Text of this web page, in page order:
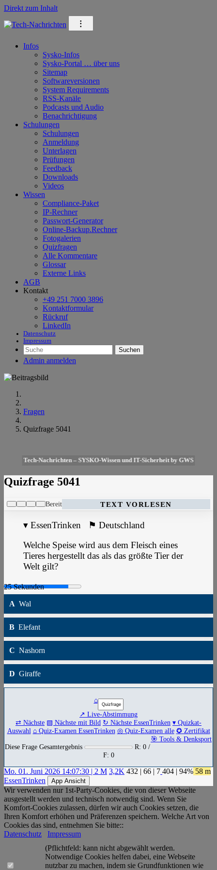
Direkt zum Inhalt
⁝
Infos
Sysko-Infos
Sysko-Portal … über uns
Sitemap
Softwareversionen
System Requirements
RSS-Kanäle
Podcasts und Audio
Benachrichtigung
Schulungen
Schulungen
Anmeldung
Unterlagen
Prüfungen
Feedback
Downloads
Videos
Wissen
Compliance-Paket
IP-Rechner
Passwort-Generator
Online-Backup.Rechner
Fotogalerien
Quizfragen
Alle Kommentare
Glossar
Externe Links
AGB
Kontakt
+49 251 7000 3896
Kontaktformular
Rückruf
LinkedIn
Datenschutz
Impressum
Suchen
Admin anmelden
Fragen
Quizfrage 5041
Tech-Nachrichten – SYSKO-Wissen und IT-Sicherheit by GWS
Quizfrage 5041
Bereit TEXT VORLESEN
▾ EssenTrinken ⚑ Deutschland
Welche Speise wird aus dem Fleisch eines
Tieres hergestellt das als das größte Tier der
Welt gilt?
A Wal
B Elefant
C Nashorn
D Giraffe
⌂
↗ Live-Abstimmung
⇄ Nächste ▧ Nächste mit Bild ↻ Nächste EssenTrinken ▾ Quizkat-
Auswahl ⌂ Quiz-Examen EssenTrinken ◎ Quiz-Examen alle ✪ Zertifikat
🎯 Tools & Denksport
Diese Frage Gesamtergebnis
R: 0 /
F: 0
Mo. 01. Juni 2026 14:07:30 | 2 M 3,2K 432 | 66 | 7 404 | 94% 58 m
EssenTrinken
App Ansicht
Wir verwenden nur 1st-Party-Cookies, die von dieser Webseite
ausgestellt werden und technisch notwendig sind. Wenn Sie
Komfort-Cookies zulassen, dürfen wir auch Cookies setzen, die
Ihren Komfort erhöhen und Präferenzen speichern. Welche Art von
Cookies das sind, entnehmen Sie bitte::
Datenschutz
Impressum
(Pflichtfeld: kann nicht abgewählt werden.
Notwendige Cookies helfen dabei, eine Webseite
nutzbar zu machen, indem sie Grundfunktionen wie